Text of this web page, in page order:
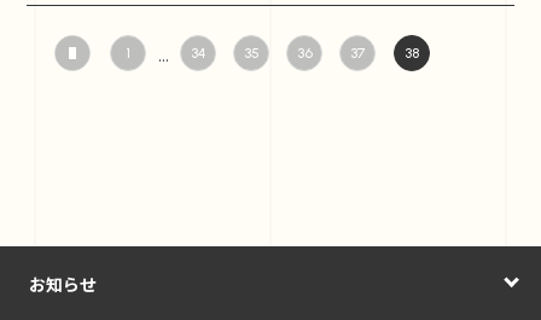
1 ... 34 35 36 37 38
お知らせ